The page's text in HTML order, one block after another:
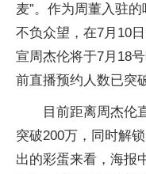
麦”。作为周董入驻
不负众望，在7月10
宣周杰伦将于7月18
前直播预约人数已突
目前距离周杰伦
突破200万，同时解
出的彩蛋来看，海报